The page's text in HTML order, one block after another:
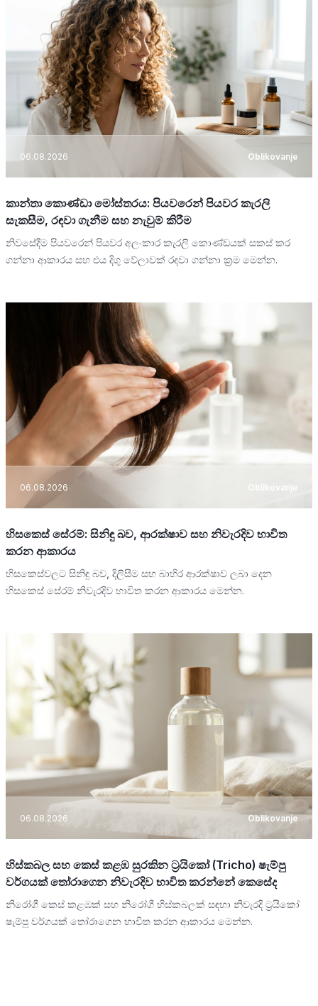
06.08.2026 Oblikovanje
කාන්තා කොණ්ඩා මෝස්තරය: පියවරෙන් පියවර කැරලි
සැකසීම, රඳවා ගැනීම සහ නැවුම් කිරීම
නිවසේදීම පියවරෙන් පියවර අලංකාර කැරලි කොණ්ඩයක් සකස් කර
ගන්නා ආකාරය සහ එය දිගු වේලාවක් රඳවා ගන්නා ක්‍රම මෙන්න.
06.08.2026 Oblikovanje
හිසකෙස් සේරම්: සිනිඳු බව, ආරක්ෂාව සහ නිවැරදිව භාවිත
කරන ආකාරය
හිසකෙස්වලට සිනිඳු බව, දිලිසීම සහ බාහිර ආරක්ෂාව ලබා දෙන
හිසකෙස් සේරම් නිවැරදිව භාවිත කරන ආකාරය මෙන්න.
06.08.2026 Oblikovanje
හිස්කබල සහ කෙස් කළඹ සුරකින ට්‍රයිකෝ (Tricho) ෂැම්පු
වර්ගයක් තෝරාගෙන නිවැරදිව භාවිත කරන්නේ කෙසේද
නිරෝගී කෙස් කළඹක් සහ නිරෝගී හිස්කබලක් සඳහා නිවැරදි ට්‍රයිකෝ
ෂැම්පු වර්ගයක් තෝරාගෙන භාවිත කරන ආකාරය මෙන්න.